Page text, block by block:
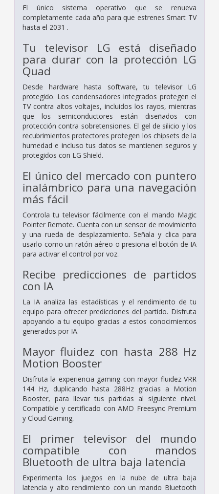
El único sistema operativo que se renueva
completamente cada año para que estrenes Smart TV
hasta el 2031 .
Tu televisor LG está diseñado
para durar con la protección LG
Quad
Desde hardware hasta software, tu televisor LG
protegido. Los condensadores integrados protegen el
TV contra altos voltajes, incluidos los rayos, mientras
que los semiconductores están diseñados con
protección contra sobretensiones. El gel de silicio y los
recubrimientos protectores protegen los chipsets de la
humedad e incluso tus datos se mantienen seguros y
protegidos con LG Shield.
El único del mercado con puntero
inalámbrico para una navegación
más fácil
Controla tu televisor fácilmente con el mando Magic
Pointer Remote. Cuenta con un sensor de movimiento
y una rueda de desplazamiento. Señala y clica para
usarlo como un ratón aéreo o presiona el botón de IA
para activar el control por voz.
Recibe predicciones de partidos
con IA
La IA analiza las estadísticas y el rendimiento de tu
equipo para ofrecer predicciones del partido. Disfruta
apoyando a tu equipo gracias a estos conocimientos
generados por IA.
Mayor fluidez con hasta 288 Hz
Motion Booster
Disfruta la experiencia gaming con mayor fluidez VRR
144 Hz, duplicando hasta 288Hz gracias a Motion
Booster, para llevar tus partidas al siguiente nivel.
Compatible y certificado con AMD Freesync Premium
y Cloud Gaming.
El primer televisor del mundo
compatible con mandos
Bluetooth de ultra baja latencia
Experimenta los juegos en la nube de ultra baja
latencia y alto rendimiento con un mando Bluetooth